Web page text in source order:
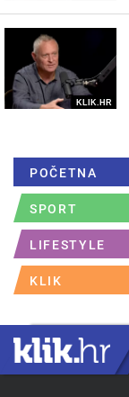
KLIK.HR
POČETNA
SPORT
LIFESTYLE
KLIK